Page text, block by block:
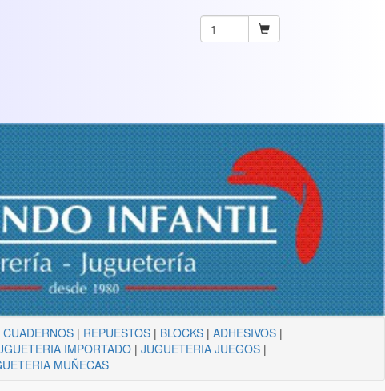
CUADERNOS | REPUESTOS | BLOCKS |ADHESIVOS |
IMPORTADO| JUGUETERIA JUEGOS|
MUÑECAS